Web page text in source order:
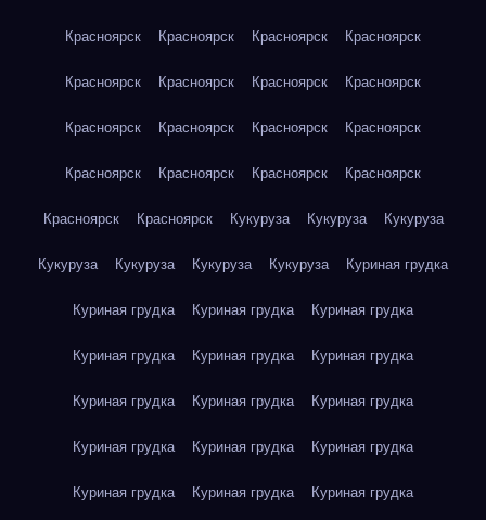
Красноярск Красноярск Красноярск Красноярск
Красноярск Красноярск Красноярск Красноярск
Красноярск Красноярск Красноярск Красноярск
Красноярск Красноярск Красноярск Красноярск
Красноярск Красноярск Кукуруза Кукуруза Кукуруза
Кукуруза Кукуруза Кукуруза Кукуруза Куриная грудка
Куриная грудка Куриная грудка Куриная грудка
Куриная грудка Куриная грудка Куриная грудка
Куриная грудка Куриная грудка Куриная грудка
Куриная грудка Куриная грудка Куриная грудка
Куриная грудка Куриная грудка Куриная грудка